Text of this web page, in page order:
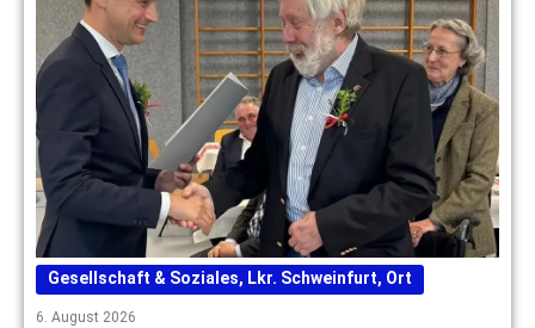
Gesellschaft & Soziales, Lkr. Schweinfurt, Ort
6. August 2026